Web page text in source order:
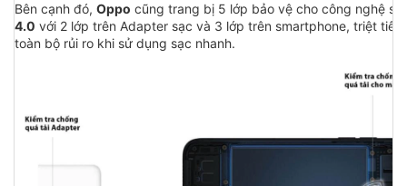
Bên cạnh đó, Oppo cũng trang bị 5 lớp bảo vệ cho công nghệ
4.0 với 2 lớp trên Adapter sạc và 3 lớp trên smartphone, triệt tiêu
toàn bộ rủi ro khi sử dụng sạc nhanh.